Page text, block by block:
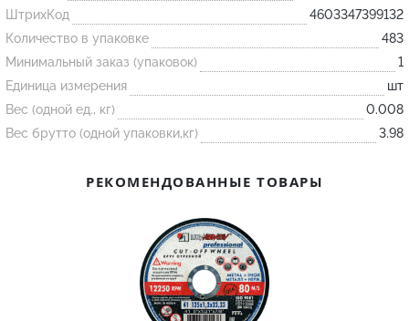
Шербер
Трубка
Стержень
Пробка
Подставка
Контакт
Ковш разливочный
Огнеупорная SiC смесь
ШтрихКод
4603347399132
Количество в упаковке
483
Минимальный заказ (упаковок)
1
Единица измерения
шт
Вес (одной ед., кг)
0.008
Вес брутто (одной упаковки,кг)
3.98
РЕКОМЕНДОВАННЫЕ ТОВАРЫ